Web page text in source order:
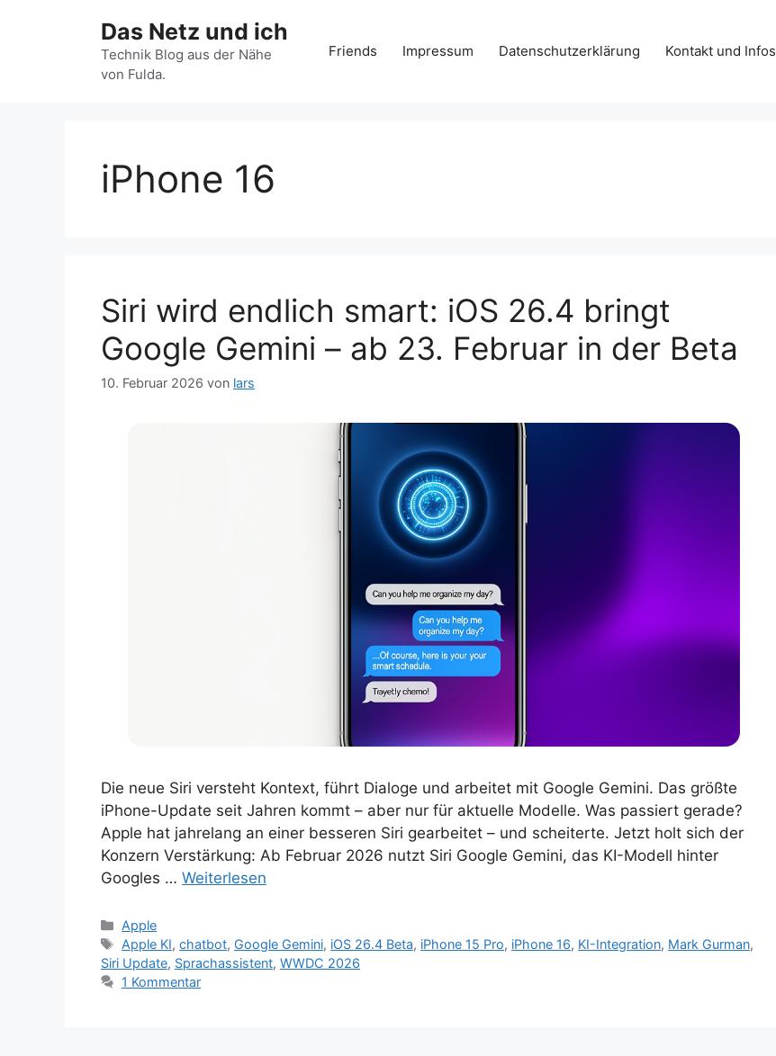
Das Netz und ich
Technik Blog aus der Nähe
von Fulda.
Friends Impressum Datenschutzerklärung Kontakt und Infos
iPhone 16
Siri wird endlich smart: iOS 26.4 bringt
Google Gemini – ab 23. Februar in der Beta
10. Februar 2026 von lars
Die neue Siri versteht Kontext, führt Dialoge und arbeitet mit Google Gemini. Das größte
iPhone-Update seit Jahren kommt – aber nur für aktuelle Modelle. Was passiert gerade?
Apple hat jahrelang an einer besseren Siri gearbeitet – und scheiterte. Jetzt holt sich der
Konzern Verstärkung: Ab Februar 2026 nutzt Siri Google Gemini, das KI-Modell hinter
Googles … Weiterlesen
Kategorien
Apple
Schlagwörter
Apple KI,chatbot, Google Gemini, iOS 26.4 Beta, iPhone 15 Pro, iPhone 16, KI-Integration, Mark Gurman,
Siri Update, Sprachassistent, WWDC 2026
1 Kommentar